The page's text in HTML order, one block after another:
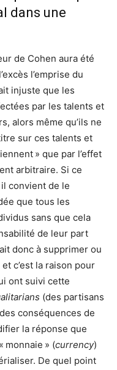
dans une
de Cohen aura été
l’emprise du
injuste que les
par les talents et
alors même qu’ils ne
sur ces talents et
» que par l’effet
arbitraire. Si ce
convient de le
que tous les
sans que cela
de leur part
donc à supprimer ou
c’est la raison pour
ont suivi cette
(des partisans
conséquences de
la réponse que
monnaie » (currency)
De quel point